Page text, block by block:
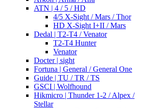
ATN | 4 / 5 / HD
4/5 X-Sight / Mars / Thor
HD X-Sight I+II / Mars
Dedal | T2-T4 / Venator
T2-T4 Hunter
Venator
Docter | sight
Fortuna | General / General One
Guide | TU / TR / TS
GSCI | Wolfhound
Hikmicro | Thunder 1-2 / Alpex /
Stellar